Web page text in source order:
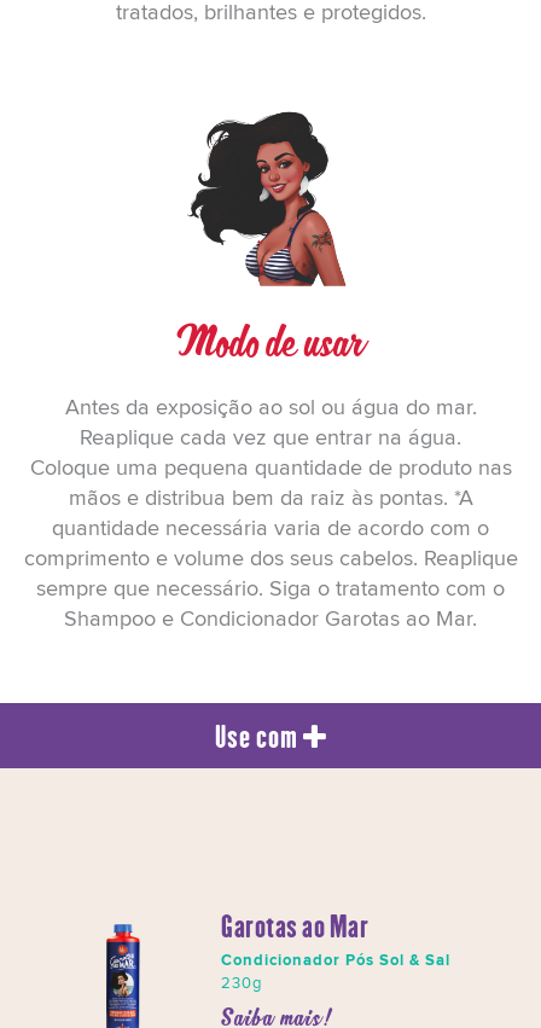
tratados, brilhantes e protegidos.
Modo de usar
Antes da exposição ao sol ou água do mar.
Reaplique cada vez que entrar na água.
Coloque uma pequena quantidade de produto nas
mãos e distribua bem da raiz às pontas. *A
quantidade necessária varia de acordo com o
comprimento e volume dos seus cabelos. Reaplique
sempre que necessário. Siga o tratamento com o
Shampoo e Condicionador Garotas ao Mar.
Use com
Garotas ao Mar
Condicionador Pós Sol & Sal
230g
Saiba mais!